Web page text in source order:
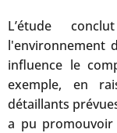
L’étude
l'environnement
influence le
exemple, en
détaillants
a pu